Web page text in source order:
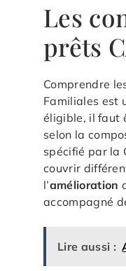
Les
prêts
Comprendre
Familiales est
éligible, il faut
selon la
spécifié par la
couvrir
l’amélioration
accompagné
Lire aussi :